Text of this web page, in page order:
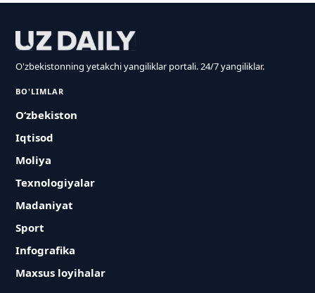
O'zbekistonning yetakchi yangiliklar portali. 24/7 yangiliklar.
BO'LIMLAR
O‘zbekiston
Iqtisod
Moliya
Texnologiyalar
Madaniyat
Sport
Infografika
Maxsus loyihalar